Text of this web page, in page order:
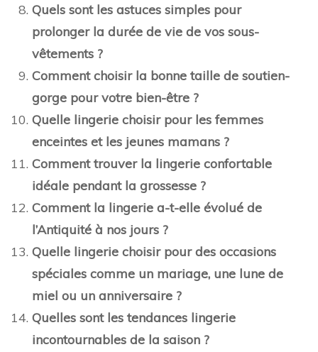
Quels sont les astuces simples pour
prolonger la durée de vie de vos sous-
vêtements ?
Comment choisir la bonne taille de soutien-
gorge pour votre bien-être ?
Quelle lingerie choisir pour les femmes
enceintes et les jeunes mamans ?
Comment trouver la lingerie confortable
idéale pendant la grossesse ?
Comment la lingerie a-t-elle évolué de
l’Antiquité à nos jours ?
Quelle lingerie choisir pour des occasions
spéciales comme un mariage, une lune de
miel ou un anniversaire ?
Quelles sont les tendances lingerie
incontournables de la saison ?